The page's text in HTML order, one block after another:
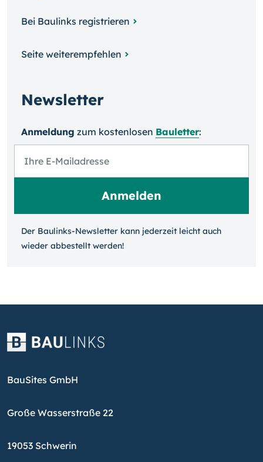
Bei Baulinks registrieren
Seite weiterempfehlen
Newsletter
Anmeldung zum kosten­losen Bauletter:
Der Baulinks-Newsletter kann jeder­zeit leicht auch
wieder ab­bestellt werden!
BauSites GmbH
Große Wasserstraße 22
19053 Schwerin